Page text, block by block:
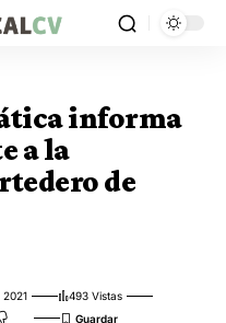
informa
a la
de
493 Vistas